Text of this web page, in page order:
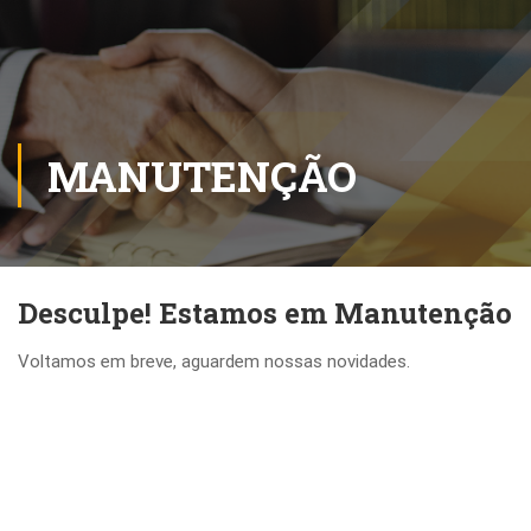
MANUTENÇÃO
Desculpe! Estamos em Manutenção
Voltamos em breve, aguardem nossas novidades.